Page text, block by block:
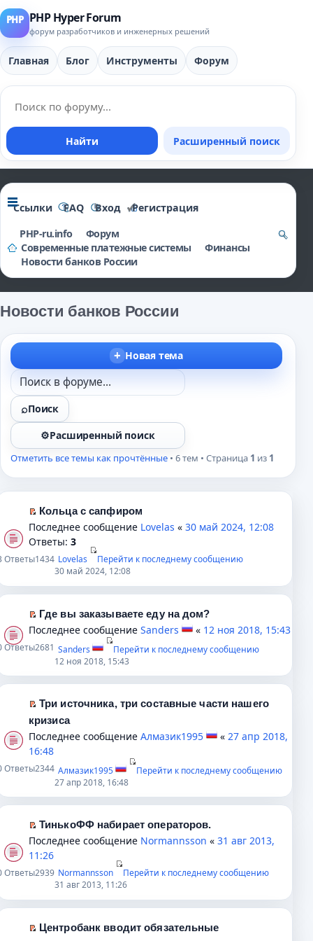
PHP Hyper Forum
форум разработчиков и инженерных решений
Главная Блог Инструменты Форум
Найти Расширенный поиск
Ссылки FAQ Вход
Регистрация
PHP-ru.info
Форум
Современные платежные системы
Финансы
Новости банков России
и
Новости банков России
Новая тема
Поиск
Расширенный поиск
Отметить все темы как прочтённые • 6 тем • Страница 1 из 1
е
т
и
е
в
о
у
н
е
п
о
и
т
а
н
о
у
Кольца с сапфиром
Последнее сообщение Lovelas « 30 май 2024, 12:08
Ответы: 3
Ответы1434 Lovelas
Перейти к последнему сообщению
30 май 2024, 12:08
р
й
т
к
п
е
р
о
н
е
п
о
и
Где вы заказываете еду на дом?
Последнее сообщение Sanders « 12 ноя 2018, 15:43
Ответы2681 Sanders
Перейти к последнему сообщению
12 ноя 2018, 15:43
е
р
е
й
и
п
е
р
в
м
н
Три источника, три составные части нашего
кризиса
Последнее сообщение Алмазик1995 « 27 апр 2018,
16:48
Ответы2344 Алмазик1995
Перейти к последнему сообщению
27 апр 2018, 16:48
е
е
т
и
ТинькоФФ набирает операторов.
Последнее сообщение Normannsson « 31 авг 2013,
11:26
Ответы2939 Normannsson
Перейти к последнему сообщению
31 авг 2013, 11:26
Центробанк вводит обязательные